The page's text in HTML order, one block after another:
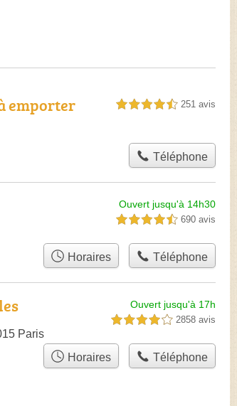
emporter 4,5 étoiles sur 5 251 avis
Téléphone
Ouvert jusqu'à 14h30
4,5 étoiles sur 5 690 avis
Horaires Téléphone
Paris
Ouvert jusqu'à 17h
4,0 étoiles sur 5 2858 avis
Horaires Téléphone